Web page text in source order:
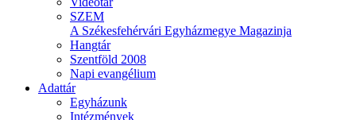
SZEM
A Székesfehérvári Egyházmegye Magazinja
Hangtár
Szentföld 2008
Napi evangélium
Adattár
Egyházunk
Intézmények